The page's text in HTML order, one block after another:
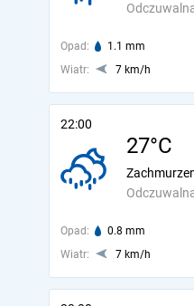
Opad: 1.1 mm
Wiatr:
7 km/h
22:00
27°C
Opad: 0.8 mm
Wiatr:
7 km/h